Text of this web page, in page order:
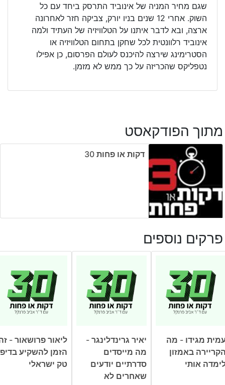
שגם מחיר המניה של אינוביד התרסק ביחד עם כל
השוק. אחרי 12 שנים בניו יורק, צביקה חזר לאחרונה
ארצה, ובא לדבר איתנו על הטלוויזיה של העתיד ולמה
אינוביד רלוונטית לכל שחקן בתחום הטלוויזיה או
הסטרימינג שירצה להיכנס לעולם הפרסום, כן אפילו
נטפליקס שהכריזה על כך ממש לא מזמן.
מתוך הפודקאסט
דקות או פחות ‎30
פרקים נוספים
מגידו - מה
באמזון
אותי
יאיר גרינדלינגר -
מה מייסדים
סדרתיים יודעים
שאחרים לא
ליאור פרושאור -
הזמן להשקיע בדיפ
טק ישראלי